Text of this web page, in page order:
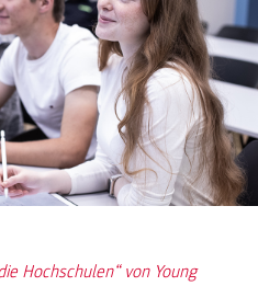
Hochschulen“ von Young